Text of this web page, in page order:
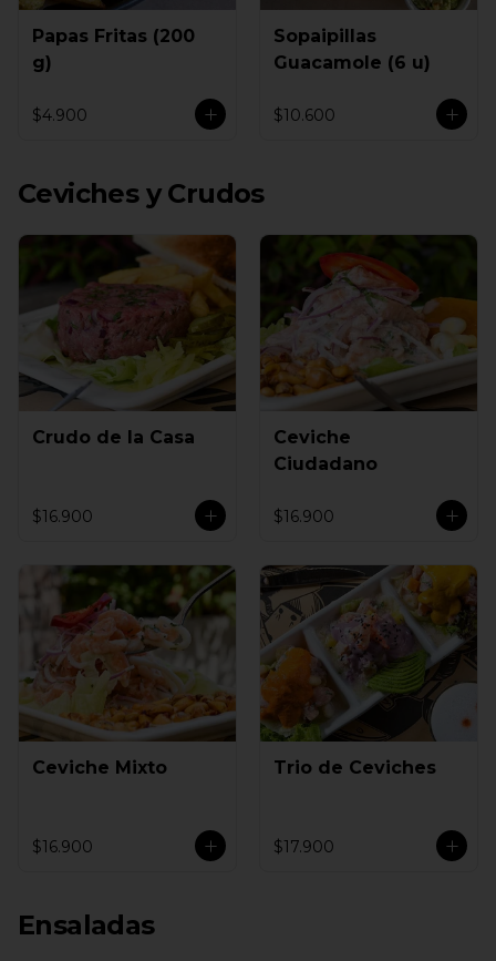
Papas Fritas (200
g)
$4.900
Sopaipillas
Guacamole (6 u)
$10.600
Ceviches y Crudos
Crudo de la Casa
$16.900
Ceviche
Ciudadano
$16.900
Ceviche Mixto
$16.900
Trio de Ceviches
$17.900
Ensaladas